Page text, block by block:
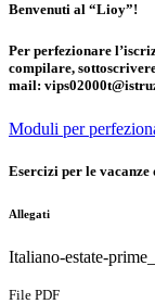
Benvenuti al “Lioy”!
Per perfezionare
compilare,
mail:
Moduli per
Esercizi per le
Allegati
Italiano-estate-
File PDF